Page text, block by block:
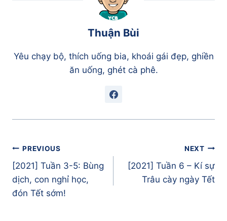
Thuận Bùi
Yêu chạy bộ, thích uống bia, khoái gái đẹp, ghiền
ăn uống, ghét cà phê.
Điều
hướng
bài
viết
PREVIOUS
[2021] Tuần 3-5: Bùng
dịch, con nghỉ học,
đón Tết sớm!
NEXT
[2021] Tuần 6 – Kí sự
Trâu cày ngày Tết